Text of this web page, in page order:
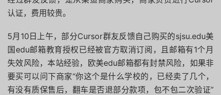
认证，费用较贵。
5月10日上午，部分Cursor群友反馈自己购买的sjsu.edu美
国edu邮箱教育授权已经被官方取消订阅，且邮箱有1个月
失效风险，本站经验，欧美edu邮箱都有封禁风险，如果非
要买可以问下商家“你这个是什么学校的，已经卖了几个，
有没有质保售后，翻车是否退部分款项，包不包二次验证”